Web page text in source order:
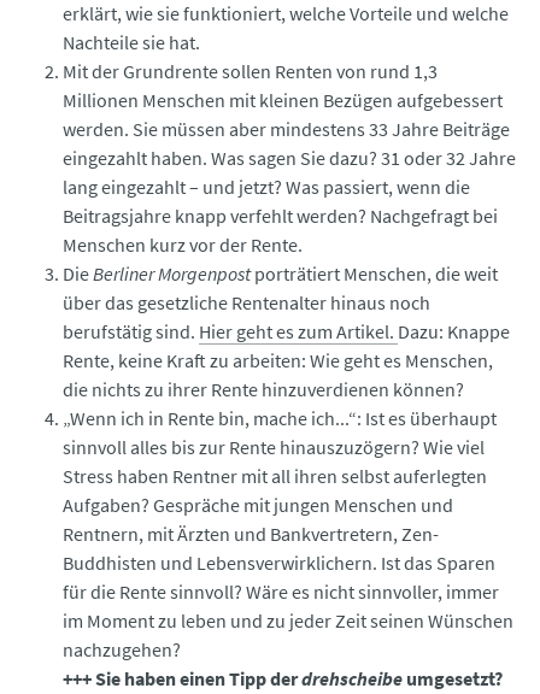
erklärt, wie sie funktioniert, welche Vorteile und welche
Nachteile sie hat.
Mit der Grundrente sollen Renten von rund 1,3
Millionen Menschen mit kleinen Bezügen aufgebessert
werden. Sie müssen aber mindestens 33 Jahre Beiträge
eingezahlt haben. Was sagen Sie dazu? 31 oder 32 Jahre
lang eingezahlt – und jetzt? Was passiert, wenn die
Beitragsjahre knapp verfehlt werden? Nachgefragt bei
Menschen kurz vor der Rente.
DieBerliner Morgenpostporträtiert Menschen, die weit
über das gesetzliche Rentenalter hinaus noch
berufstätig sind. Hier geht es zum Artikel. Dazu: Knappe
Rente, keine Kraft zu arbeiten: Wie geht es Menschen,
die nichts zu ihrer Rente hinzuverdienen können?
„Wenn ich in Rente bin, mache ich...“: Ist es überhaupt
sinnvoll alles bis zur Rente hinauszuzögern? Wie viel
Stress haben Rentner mit all ihren selbst auferlegten
Aufgaben? Gespräche mit jungen Menschen und
Rentnern, mit Ärzten und Bankvertretern, Zen-
Buddhisten und Lebensverwirklichern. Ist das Sparen
für die Rente sinnvoll? Wäre es nicht sinnvoller, immer
im Moment zu leben und zu jeder Zeit seinen Wünschen
nachzugehen?
+++ Sie haben einen Tipp derdrehscheibe umgesetzt?